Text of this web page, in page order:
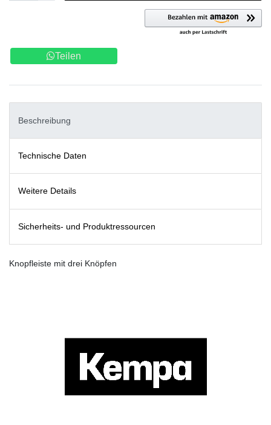
Teilen
Beschreibung
Technische Daten
Weitere Details
Sicherheits- und Produktressourcen
Knopfleiste mit drei Knöpfen